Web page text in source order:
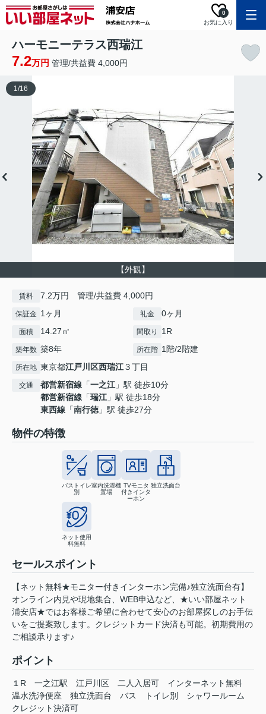
お気に入り
0
ハーモニーテラス西瑞江
7.2万円 管理/共益費 4,000円
【外観】
1/16
賃料 7.2万円 管理/共益費 4,000円
保証金 1ヶ月 礼金 0ヶ月
面積 14.27㎡ 間取り 1R
築年数 築8年 所在階 1階/2階建
所在地 東京都江戸川区西瑞江３丁目
交通 都営新宿線 「一之江」駅 徒歩10分
都営新宿線 「瑞江」駅 徒歩18分
東西線 「南行徳」駅 徒歩27分
物件の特徴
バストイレ
別
室内洗濯機
置場
TVモニタ
付きインタ
ーホン
独立洗面台
ネット使用
料無料
セールスポイント
【ネット無料★モニター付きインターホン完備♪独立洗面台有】
オンライン内見や現地集合、WEB申込など、★いい部屋ネット
浦安店★ではお客様ご希望に合わせて安心のお部屋探しのお手伝
いをご提案致します。クレジットカード決済も可能。初期費用の
ご相談承ります♪
ポイント
１R 一之江駅 江戸川区 二人入居可
インターネット無料
温水洗浄便座
独立洗面台 バス トイレ別
シャワールーム
クレジット決済可